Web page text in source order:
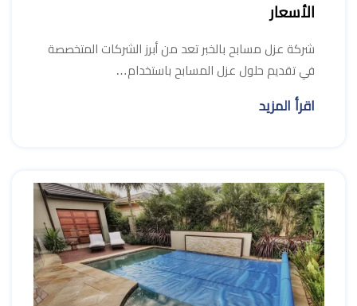
الأسعار
شركة عزل مسابح بالخبر تعد من أبرز الشركات المتخصصة
في تقديم حلول عزل المسابح باستخدام…
اقرأ المزيد